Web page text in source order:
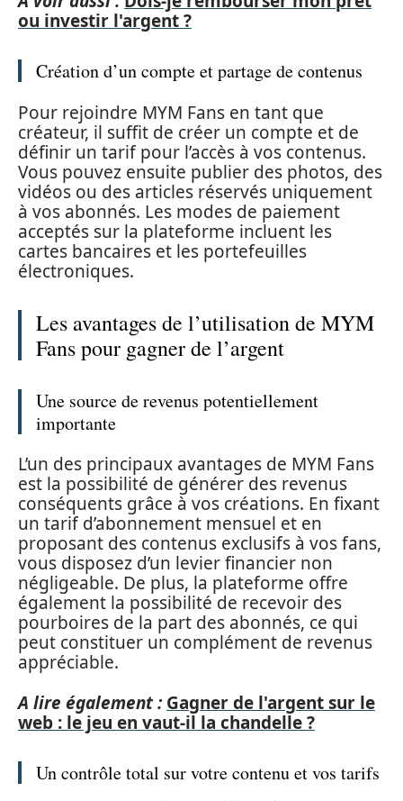
ou investir l'argent ?
Création d’un compte et partage de contenus
Pour rejoindre MYM Fans en tant que
créateur, il suffit de créer un compte et de
définir un tarif pour l’accès à vos contenus.
Vous pouvez ensuite publier des photos, des
vidéos ou des articles réservés uniquement
à vos abonnés. Les modes de paiement
acceptés sur la plateforme incluent les
cartes bancaires et les portefeuilles
électroniques.
Les avantages de l’utilisation de MYM
Fans pour gagner de l’argent
Une source de revenus potentiellement
importante
L’un des principaux avantages de MYM Fans
est la possibilité de générer des revenus
conséquents grâce à vos créations. En fixant
un tarif d’abonnement mensuel et en
proposant des contenus exclusifs à vos fans,
vous disposez d’un levier financier non
négligeable. De plus, la plateforme offre
également la possibilité de recevoir des
pourboires de la part des abonnés, ce qui
peut constituer un complément de revenus
appréciable.
A lire également : Gagner de l'argent sur le
web : le jeu en vaut-il la chandelle ?
Un contrôle total sur votre contenu et vos tarifs